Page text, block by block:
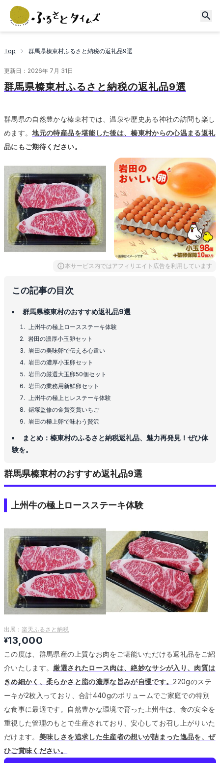
Top 群馬県榛東村ふるさと納税の返礼品9選
更新日： 2026年 7月 31日
群馬県榛東村ふるさと納税の返礼品9選
群馬県の自然豊かな榛東村では、温泉や歴史ある神社の訪問も楽し
めます。地元の特産品を堪能した後は、榛東村からの心温まる返礼
品にもご期待ください。
本サービス内ではアフィリエイト広告を利用しています
この記事の目次
群馬県榛東村のおすすめ返礼品9選
上州牛の極上ロースステーキ体験
岩田の濃厚小玉卵セット
岩田の美味卵で伝える心遣い
岩田の濃厚小玉卵セット
岩田の厳選大玉卵50個セット
岩田の業務用新鮮卵セット
上州牛の極上ヒレステーキ体験
鎧塚監修の金賞受賞いちご
岩田の極上卵で味わう贅沢
まとめ：榛東村のふるさと納税返礼品、魅力再発見！ぜひ体
験を。
群馬県榛東村のおすすめ返礼品9選
上州牛の極上ロースステーキ体験
出展： 楽天ふるさと納税
¥13,000
この度は、群馬県産の上質なお肉をご堪能いただける返礼品をご紹
介いたします。 厳選されたロース肉は、絶妙なサシが入り、肉質は
きめ細かく、柔らかさと脂の濃厚な旨みが自慢です。 220gのステ
ーキが2枚入っており、合計440gのボリュームでご家庭での特別
な食事に最適です。
自然豊かな環境で育った上州牛は、食の安全を
重視した管理のもとで生産されており、安心してお召し上がりいた
だけます。 美味しさを追求した生産者の想いが詰まった逸品を、ぜ
ひご賞味ください。